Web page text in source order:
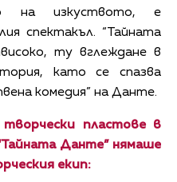
на изкуството, е
спектакъл. “Тайната
ту вглеждане в
като се спазва
комедия” на Данте.
пластове в
Данте” нямаше
екип: